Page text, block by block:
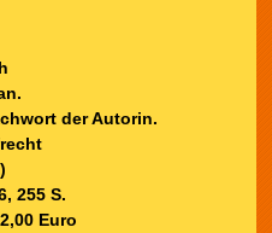
der Autorin.
255 S.
Euro